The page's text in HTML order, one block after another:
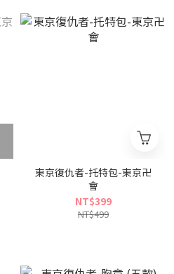
東京復仇者-托特包-東京卍
會
NT$399
NT$499